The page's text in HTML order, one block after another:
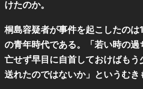
けたのか。
桐島容疑者が事件を起こしたのは
の青年時代である。「若い時の
亡せず早目に自首しておけばもう
送れたのではないか」というむき